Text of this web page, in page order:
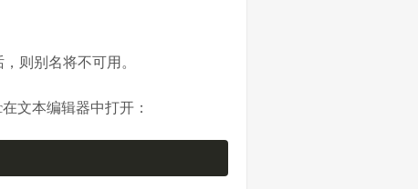
则别名将不可用。
文本编辑器中打开：